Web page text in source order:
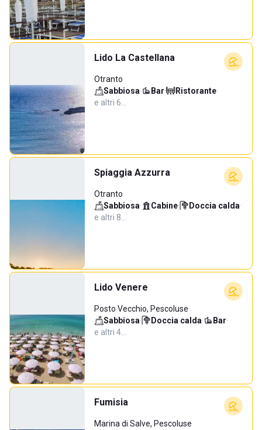
Lido La Castellana
Otranto
Sabbiosa· Bar· Ristorante·
e altri 6…
Spiaggia Azzurra
Otranto
Sabbiosa· Cabine· Doccia calda·
e altri 8…
Lido Venere
Posto Vecchio, Pescoluse
Sabbiosa· Doccia calda· Bar·
e altri 4…
Fumisia
Marina di Salve, Pescoluse